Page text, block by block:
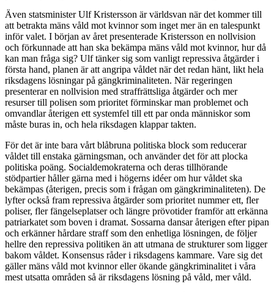
Även statsminister Ulf Kristersson är världsvan när det kommer till
att betrakta mäns våld mot kvinnor som inget mer än en talespunkt
inför valet. I början av året presenterade Kristersson en nollvision
och förkunnade att han ska bekämpa mäns våld mot kvinnor, hur då
kan man fråga sig? Ulf tänker sig som vanligt repressiva åtgärder i
första hand, planen är att angripa våldet när det redan hänt, likt hela
riksdagens lösningar på gängkriminaliteten. När regeringen
presenterar en nollvision med straffrättsliga åtgärder och mer
resurser till polisen som prioritet förminskar man problemet och
omvandlar återigen ett systemfel till ett par onda människor som
måste buras in, och hela riksdagen klappar takten.
För det är inte bara vårt blåbruna politiska block som reducerar
våldet till enstaka gärningsman, och använder det för att plocka
politiska poäng. Socialdemokraterna och deras tillhörande
stödpartier håller gärna med i högerns idéer om hur våldet ska
bekämpas (återigen, precis som i frågan om gängkriminaliteten). De
lyfter också fram repressiva åtgärder som prioritet nummer ett, fler
poliser, fler fängelseplatser och längre prövotider framför att erkänna
patriarkatet som boven i dramat. Sossarna dansar återigen efter pipan
och erkänner hårdare straff som den enhetliga lösningen, de följer
hellre den repressiva politiken än att utmana de strukturer som ligger
bakom våldet. Konsensus råder i riksdagens kammare. Vare sig det
gäller mäns våld mot kvinnor eller ökande gängkriminalitet i våra
mest utsatta områden så är riksdagens lösning på våld, mer våld.